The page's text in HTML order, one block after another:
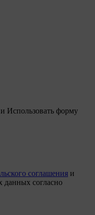
Использовать форму
соглашения и
данных согласно